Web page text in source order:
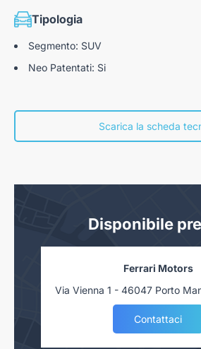
Tipologia
Segmento: SUV
Neo Patentati: Si
Scarica la scheda
Disponibile
Ferrari Motors
Via Vienna 1 - 46047 Porto
Contattaci